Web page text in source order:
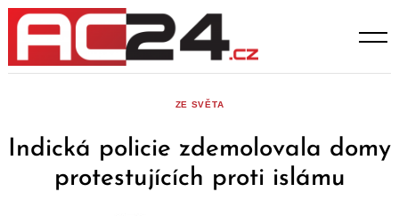
Skip
content
ZE SVĚTA
Indická policie zdemolovala domy
protestujících proti islámu